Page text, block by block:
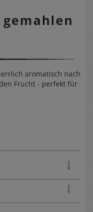
aromatisch nach
Frucht - perfekt für